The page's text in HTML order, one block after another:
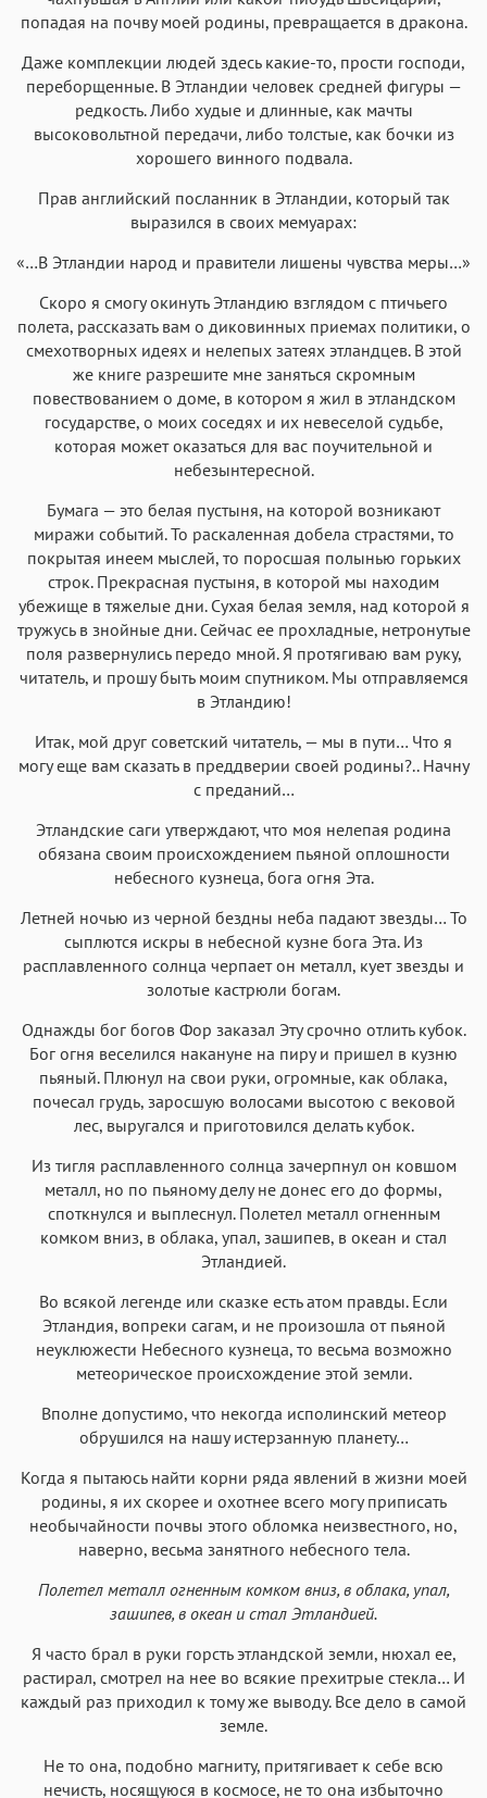
попадая на почву моей родины, превращается в дракона.
Даже комплекции людей здесь какие-то, прости господи,
переборщенные. В Этландии человек средней фигуры —
редкость. Либо худые и длинные, как мачты
высоковольтной передачи, либо толстые, как бочки из
хорошего винного подвала.
Прав английский посланник в Этландии, который так
выразился в своих мемуарах:
«…В Этландии народ и правители лишены чувства меры…»
Скоро я смогу окинуть Этландию взглядом с птичьего
полета, рассказать вам о диковинных приемах политики, о
смехотворных идеях и нелепых затеях этландцев. В этой
же книге разрешите мне заняться скромным
повествованием о доме, в котором я жил в этландском
государстве, о моих соседях и их невеселой судьбе,
которая может оказаться для вас поучительной и
небезынтересной.
Бумага — это белая пустыня, на которой возникают
миражи событий. То раскаленная добела страстями, то
покрытая инеем мыслей, то поросшая полынью горьких
строк. Прекрасная пустыня, в которой мы находим
убежище в тяжелые дни. Сухая белая земля, над которой я
тружусь в знойные дни. Сейчас ее прохладные, нетронутые
поля развернулись передо мной. Я протягиваю вам руку,
читатель, и прошу быть моим спутником. Мы отправляемся
в Этландию!
Итак, мой друг советский читатель, — мы в пути… Что я
могу еще вам сказать в преддверии своей родины?.. Начну
с преданий…
Этландские саги утверждают, что моя нелепая родина
обязана своим происхождением пьяной оплошности
небесного кузнеца, бога огня Эта.
Летней ночью из черной бездны неба падают звезды… То
сыплются искры в небесной кузне бога Эта. Из
расплавленного солнца черпает он металл, кует звезды и
золотые кастрюли богам.
Однажды бог богов Фор заказал Эту срочно отлить кубок.
Бог огня веселился накануне на пиру и пришел в кузню
пьяный. Плюнул на свои руки, огромные, как облака,
почесал грудь, заросшую волосами высотою с вековой
лес, выругался и приготовился делать кубок.
Из тигля расплавленного солнца зачерпнул он ковшом
металл, но по пьяному делу не донес его до формы,
споткнулся и выплеснул. Полетел металл огненным
комком вниз, в облака, упал, зашипев, в океан и стал
Этландией.
Во всякой легенде или сказке есть атом правды. Если
Этландия, вопреки сагам, и не произошла от пьяной
неуклюжести Небесного кузнеца, то весьма возможно
метеорическое происхождение этой земли.
Вполне допустимо, что некогда исполинский метеор
обрушился на нашу истерзанную планету…
Когда я пытаюсь найти корни ряда явлений в жизни моей
родины, я их скорее и охотнее всего могу приписать
необычайности почвы этого обломка неизвестного, но,
наверно, весьма занятного небесного тела.
Полетел металл огненным комком вниз, в облака, упал,
зашипев, в океан и стал Этландией.
Я часто брал в руки горсть этландской земли, нюхал ее,
растирал, смотрел на нее во всякие прехитрые стекла… И
каждый раз приходил к тому же выводу. Все дело в самой
земле.
Не то она, подобно магниту, притягивает к себе всю
нечисть, носящуюся в космосе, не то она избыточно